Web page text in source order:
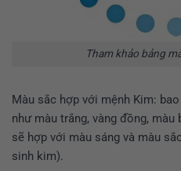
Tham khảo bảng
Màu sắc hợp với mệnh Kim:
như màu trắng, vàng đồng,
sẽ hợp với màu sáng và màu
sinh kim).